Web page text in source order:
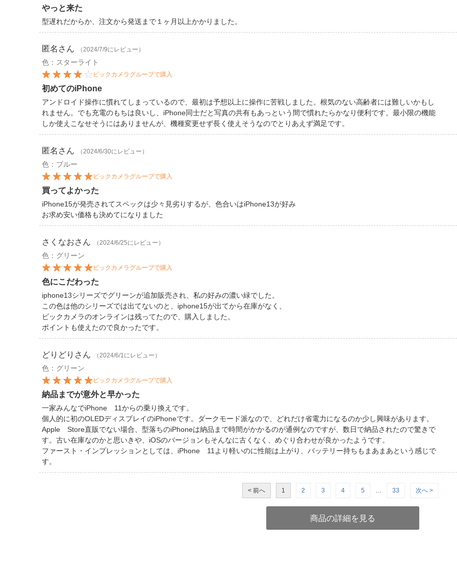
やっと来た
型遅れだからか、注文から発送まで１ヶ月以上かかりました。
匿名 さん （2024/7/9にレビュー）
色：スターライト
ビックカメラグループで購入
初めてのiPhone
アンドロイド操作に慣れてしまっているので、最初は予想以上に操作に苦戦しました。根気のない高齢者には難しいかもし
れません。でも充電のもちは良いし、iPhone同士だと写真の共有もあっという間で慣れたらかなり便利です。最小限の機能
しか使えこなせそうにはありませんが、機種変更せず長く使えそうなのでとりあえず満足です。
匿名 さん （2024/6/30にレビュー）
色：ブルー
ビックカメラグループで購入
買ってよかった
iPhone15が発売されてスペックは少々見劣りするが、色合いはiPhone13が好み
お求め安い価格も決めてになりました
さくなおさん （2024/6/25にレビュー）
色：グリーン
ビックカメラグループで購入
色にこだわった
iphone13シリーズでグリーンが追加販売され、私の好みの濃い緑でした。
この色は他のシリーズでは出てないのと、iphone15が出てから在庫がなく、
ビックカメラのオンラインは残ってたので、購入しました。
ポイントも使えたので良かったです。
どりどり さん （2024/6/1にレビュー）
色：グリーン
ビックカメラグループで購入
納品までが意外と早かった
一家みんなでiPhone 11からの乗り換えです。
個人的に初のOLEDディスプレイのiPhoneです。ダークモード派なので、どれだけ省電力になるのか少し興味があります。
Apple Store直販でない場合、型落ちのiPhoneは納品まで時間がかかるのが通例なのですが、数日で納品されたので驚きで
す。古い在庫なのかと思いきや、iOSのバージョンもそんなに古くなく、めぐり合わせが良かったようです。
ファースト・インプレッションとしては、iPhone 11より軽いのに性能は上がり、バッテリー持ちもまあまあという感じで
す。
< 前へ 1 2 3 4 5 … 33 次へ >
商品の詳細を見る